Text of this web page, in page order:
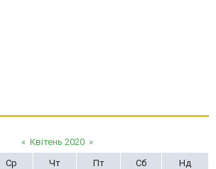
« Квітень 2020 »
Ср Чт Пт Сб Нд